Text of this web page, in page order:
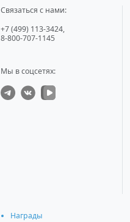
Связаться с нами:
+7 (499) 113-3424,
8-800-707-1145
Мы в соцсетях:
Награды